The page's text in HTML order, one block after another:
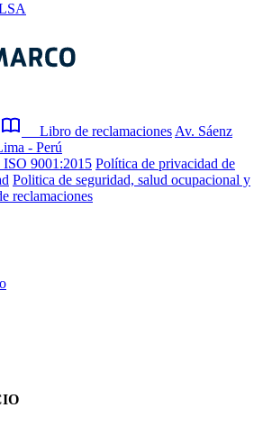
Libro de reclamaciones Av. Sáenz
- Perú
ISO 9001:2015 Política de privacidad de
Politica de seguridad, salud ocupacional y
reclamaciones